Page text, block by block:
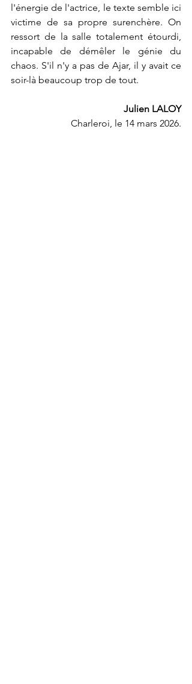
l'énergie de l'actrice, le texte semble ici
victime de sa propre surenchère. On
ressort de la salle totalement étourdi,
incapable de démêler le génie du
chaos. S'il n'y a pas de Ajar, il y avait ce
soir-là beaucoup trop de tout.
Julien LALOY
Charleroi, le 14 mars 2026.